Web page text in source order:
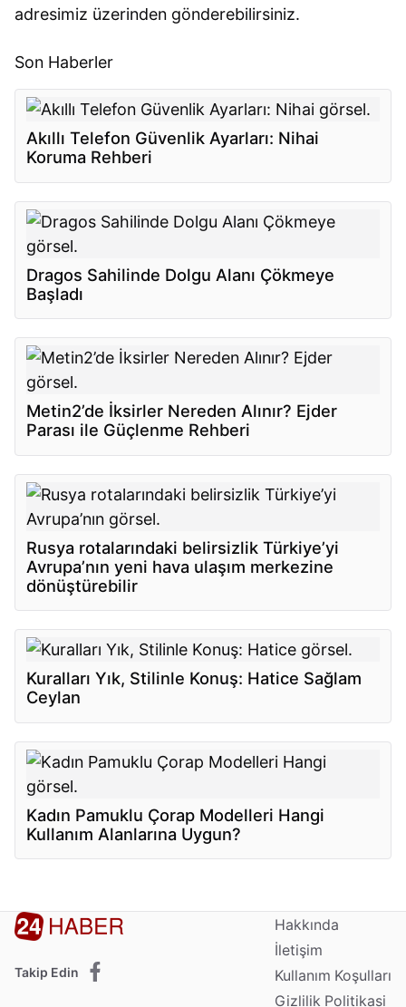
adresimiz üzerinden gönderebilirsiniz.
Son Haberler
Akıllı Telefon Güvenlik Ayarları: Nihai
Koruma Rehberi
Dragos Sahilinde Dolgu Alanı Çökmeye
Başladı
Metin2’de İksirler Nereden Alınır? Ejder
Parası ile Güçlenme Rehberi
Rusya rotalarındaki belirsizlik Türkiye’yi
Avrupa’nın yeni hava ulaşım merkezine
dönüştürebilir
Kuralları Yık, Stilinle Konuş: Hatice Sağlam
Ceylan
Kadın Pamuklu Çorap Modelleri Hangi
Kullanım Alanlarına Uygun?
Takip Edin
Hakkında
İletişim
Kullanım Koşulları
Gizlilik Politikasi